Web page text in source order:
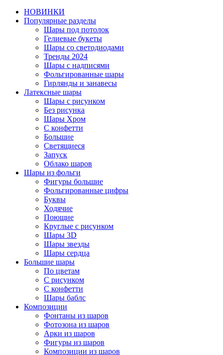
НОВИНКИ
Популярные разделы
Шары под потолок
Гелиевые букеты
Шары со светодиодами
Тренды 2024
Шары с надписями
Фольгированные шары
Гирлянды и занавесы
Латексные шары
Шары с рисунком
Без рисунка
Шары Хром
C конфетти
Большие
Светящиеся
Запуск
Облако шаров
Шары из фольги
Фигуры большие
Фольгированные цифры
Буквы
Ходячие
Поющие
Круглые с рисунком
Шары 3D
Шары звезды
Шары сердца
Большие шары
По цветам
С рисунком
С конфетти
Шары баблс
Композиции
Фонтаны из шаров
Фотозона из шаров
Арки из шаров
Фигуры из шаров
Композиции из шаров